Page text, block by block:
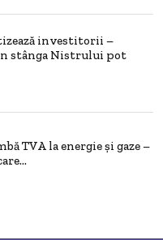
investitorii –
stânga Nistrului pot
TVA la energie și gaze –